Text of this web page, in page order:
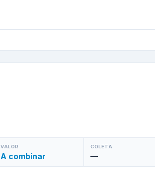
VALOR
A combinar
COLETA
—